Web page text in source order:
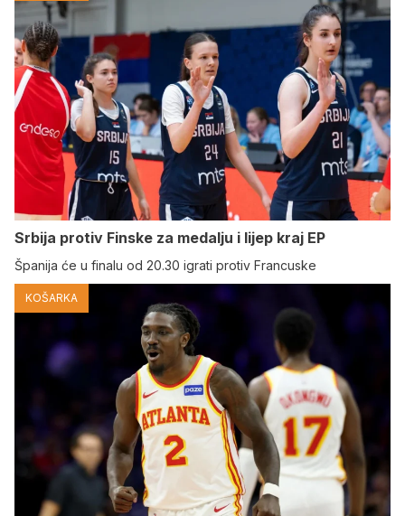
Srbija protiv Finske za medalju i lijep kraj EP
Španija će u finalu od 20.30 igrati protiv Francuske
KOŠARKA